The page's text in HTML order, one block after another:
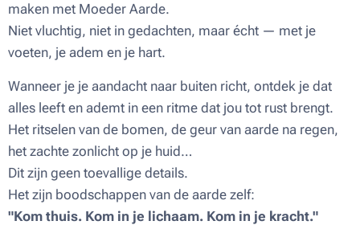
maken met Moeder Aarde.
Niet vluchtig, niet in gedachten, maar écht — met je
voeten, je adem en je hart.
Wanneer je je aandacht naar buiten richt, ontdek je dat
alles leeft en ademt in een ritme dat jou tot rust brengt.
Het ritselen van de bomen, de geur van aarde na regen,
het zachte zonlicht op je huid…
Dit zijn geen toevallige details.
Het zijn boodschappen van de aarde zelf:
"Kom thuis. Kom in je lichaam. Kom in je kracht."